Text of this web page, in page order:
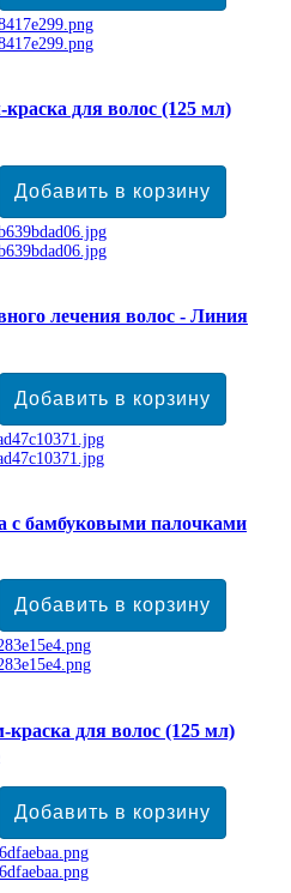
для волос (125 мл)
лечения волос - Линия
с бамбуковыми палочками
для волос (125 мл)